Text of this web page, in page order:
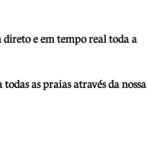
direto e em tempo real toda a
as praias através da nossa